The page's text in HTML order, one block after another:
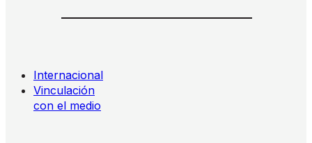
Internacional
Vinculación
con el medio